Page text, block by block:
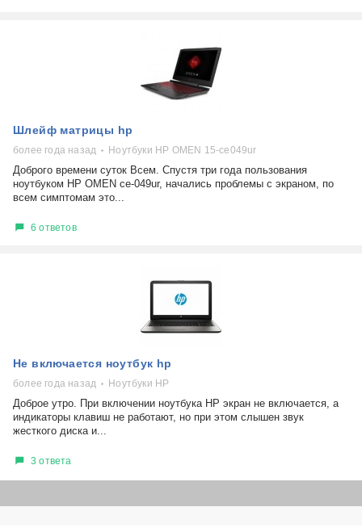
Шлейф матрицы hp
более года назад Ноутбуки HP OMEN 15-ce049ur
Доброго времени суток Всем. Спустя три года пользования
ноутбуком HP OMEN ce-049ur, начались проблемы с экраном, по
всем симптомам это...
6 ответов
Не включается ноутбук hp
более года назад Ноутбуки HP
Доброе утро. При включении ноутбука HP экран не включается, а
индикаторы клавиш не работают, но при этом слышен звук
жесткого диска и...
3 ответа